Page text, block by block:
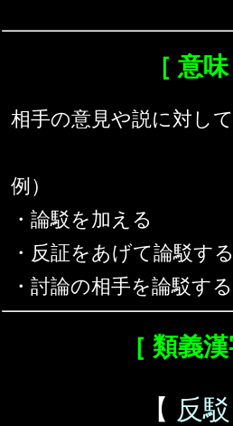
［ 意味
相手の意見や説に対し
例）
・論駁を加える
・反証をあげて論駁する
・討論の相手を論駁する
［ 類義漢
【 反駁